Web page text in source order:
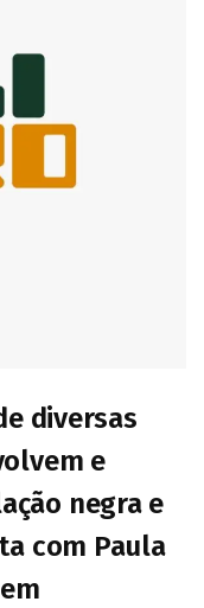
diversas
e
negra e
com Paula